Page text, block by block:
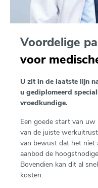
Voordelige
voor
U zit in de laatste lijn
u gediplomeerd
vroedkundige.
Een goede start van
van de juiste
van bewust dat het niet
aanbod de
Bovendien kan dit al
kosten.